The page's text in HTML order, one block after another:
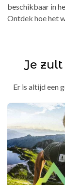
beschikbaar in
Ontdek hoe het
Je
Er is altijd een